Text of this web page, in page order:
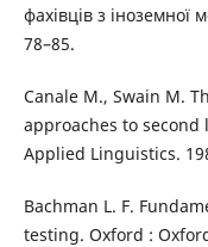
фахівців з
78–85.
Canale M., Swain M.
approaches to
Applied Linguistics.
Bachman L. F.
testing. Oxford :